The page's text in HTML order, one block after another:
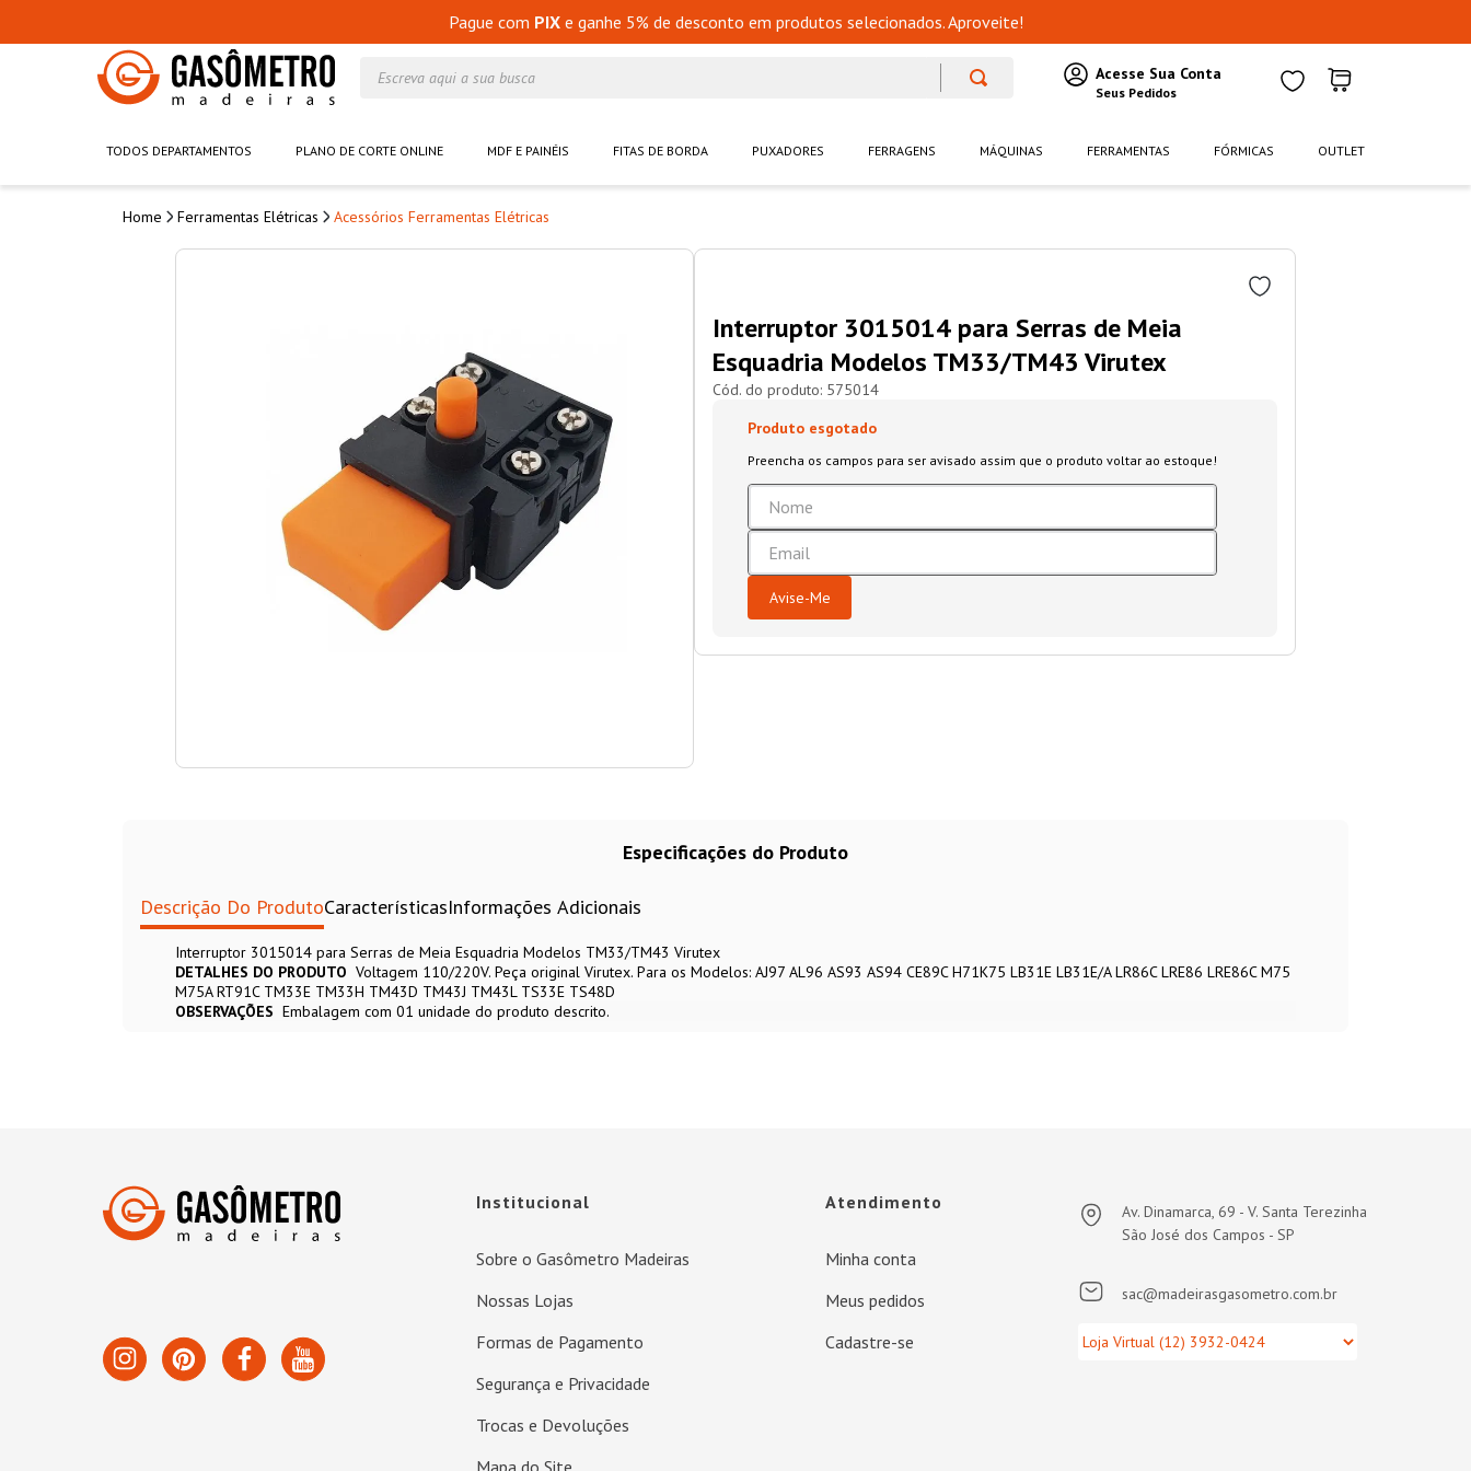
Pague com PIXe ganhe 5% de desconto em produtos selecionados. Aproveite!
TODOS DEPARTAMENTOS PLANO DE CORTE ONLINE MDF E PAINÉIS FITAS DE BORDA PUXADORES FERRAGENS MÁQUINAS FERRAMENTAS FÓRMICAS OUTLET
Ferramentas Elétricas Acessórios Ferramentas Elétricas
Interruptor 3015014 para Serras de Meia
Esquadria Modelos TM33/TM43 Virutex
575014
Especificações do Produto
Descrição Do ProdutoCaracterísticasInformações Adicionais
Interruptor 3015014 para Serras de Meia Esquadria Modelos TM33/TM43 Virutex
DETALHES DO PRODUTO Voltagem 110/220V. Peça original Virutex. Para os Modelos: AJ97 AL96 AS93 AS94 CE89C H71K75 LB31E LB31E/A LR86C LRE86 LRE86C M75
M75A RT91C TM33E TM33H TM43D TM43J TM43L TS33E TS48D
OBSERVAÇÕES Embalagem com 01 unidade do produto descrito.
Institucional
Sobre o Gasômetro Madeiras
Nossas Lojas
Formas de Pagamento
Segurança e Privacidade
Trocas e Devoluções
Atendimento
Minha conta
Meus pedidos
Cadastre-se
Av. Dinamarca, 69 - V. Santa Terezinha
São José dos Campos - SP
sac@madeirasgasometro.com.br